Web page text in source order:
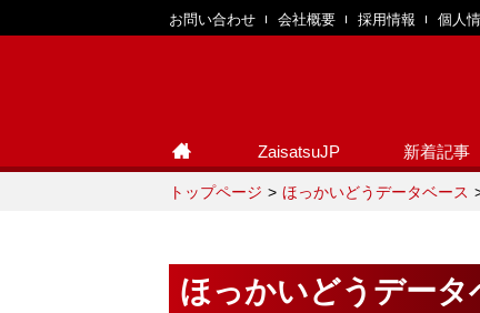
お問い合わせ 会社概要 採用情報 個人
ZaisatsuJP 新着記事
トップページ ほっかいどうデータベース
ほっかいどうデータ